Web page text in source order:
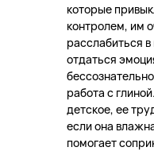
которые
контролем, им
расслабиться
отдаться
работа с
детское, ее
если она
помогает